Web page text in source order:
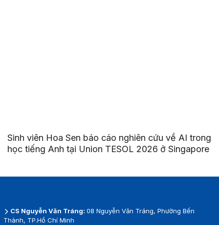
Sinh viên Hoa Sen báo cáo nghiên cứu về AI trong
học tiếng Anh tại Union TESOL 2026 ở Singapore
CS Nguyễn Văn Tráng:08 Nguyễn Văn Tráng, Phường Bến
Thành, TP.Hồ Chí Minh